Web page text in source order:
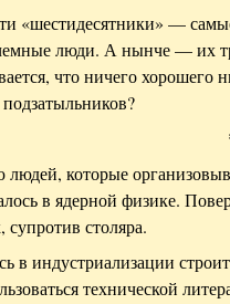
«шестидесятники» —
люди. А нынче — их
что ничего хорошего
людей, которые
в ядерной физике.
столяра.
в индустриализации
технической